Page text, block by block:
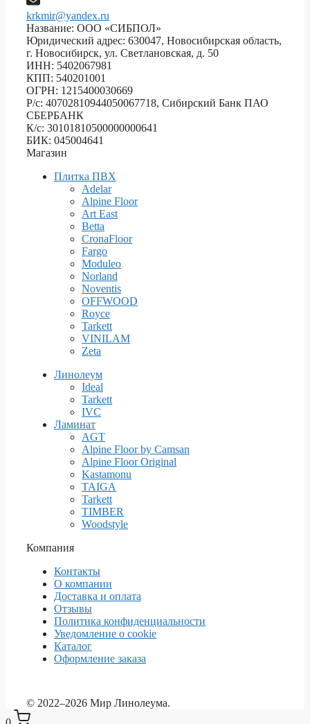
krkmir@yandex.ru
Название: ООО «СИБПОЛ»
Юридический адрес: 630047, Новосибирская область,
г. Новосибирск, ул. Светлановская, д. 50
ИНН: 5402067981
КПП: 540201001
ОГРН: 1215400030669
Р/с: 40702810944050067718, Сибирский Банк ПАО
СБЕРБАНК
К/с: 30101810500000000641
БИК: 045004641
Магазин
Плитка ПВХ
Adelar
Alpine Floor
Art East
Betta
CronaFloor
Fargo
Moduleo
Norland
Noventis
OFFWOOD
Royce
Tarkett
VINILAM
Zeta
Линолеум
Ideal
Tarkett
IVC
Ламинат
AGT
Alpine Floor by Camsan
Alpine Floor Original
Kastamonu
TAIGA
Tarkett
TIMBER
Woodstyle
Компания
Контакты
О компании
Доставка и оплата
Отзывы
Политика конфиденциальности
Уведомление о cookie
Каталог
Оформление заказа
© 2022–2026 Мир Линолеума.